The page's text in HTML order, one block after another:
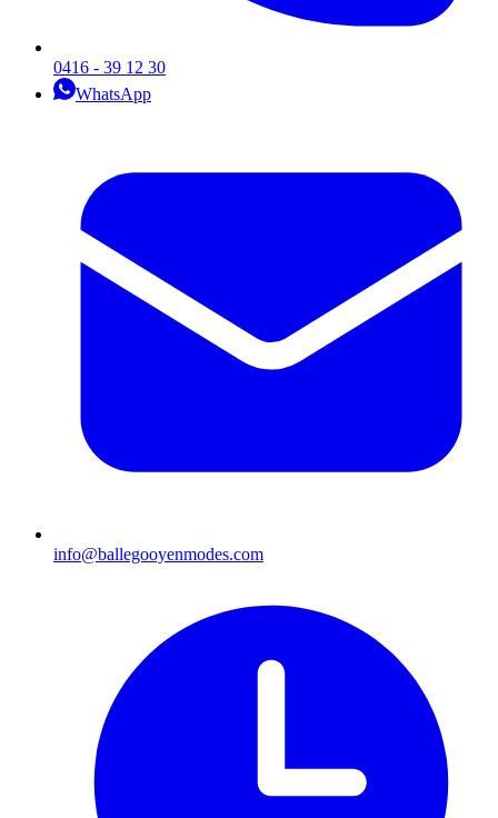
0416 - 39 12 30
WhatsApp
info@ballegooyenmodes.com